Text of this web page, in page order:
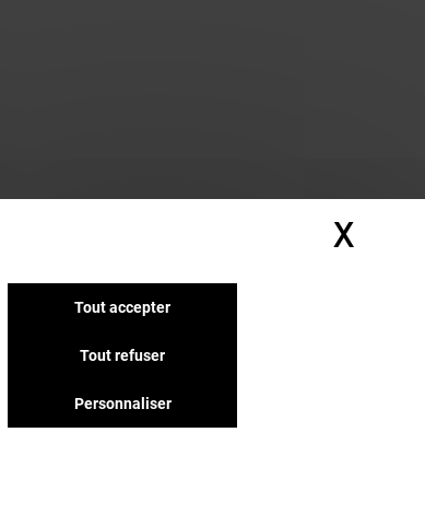
Tout accepter
Tout refuser
Personnaliser
X